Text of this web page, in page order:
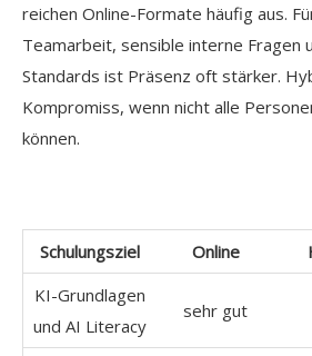
reichen Online-Formate häufig aus.
Teamarbeit, sensible interne Fragen
Standards ist Präsenz oft stärker.
Kompromiss, wenn nicht alle
können.
Schulungsziel Online
KI-Grundlagen
und AI Literacy
sehr gut